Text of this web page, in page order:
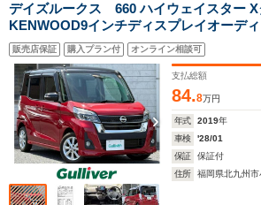
デイズルークス 660 ハイウェイスター
KENWOOD9インチディスプレイオーディ
オ/Bluetooth/Apple CarPlay/Andoroid
正ドラレコ/片側パワスラ/エマージェンシ
ナーセンサー
販売店保証 購入プラン付 オンライン相談可
支払総額
84.8万円
年式 2019年
車検
'28/01
保証
保証付
住所
福岡県北九州